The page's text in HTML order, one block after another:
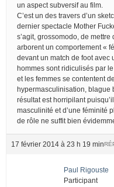
un aspect subversif au film.
C’est un des travers d’un
dernier spectacle Mother
s’agit, grossomodo, de
arborent un comportement «
devant un match de foot avec
hommes sont ridiculisés par
et les femmes se contentent
hypermasculinisation, blague
résultat est horripilant
masculinité et d’une féminité
de rôle ne suffit bien
17 février 2014 à 23 h 19 min
Paul Rigouste
Participant